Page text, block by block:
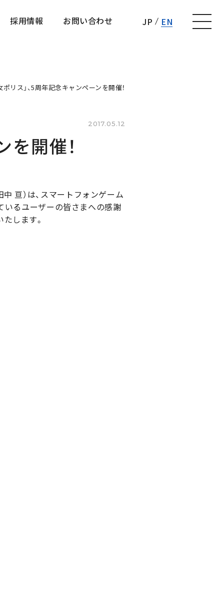
採用情報
お問い合わせ
JP EN
ポリス」、5周年記念キャンペーンを開催！
2017.05.12
を開催！
亘）は、スマートフォンゲーム
いるユーザーの皆さまへの感謝
します。